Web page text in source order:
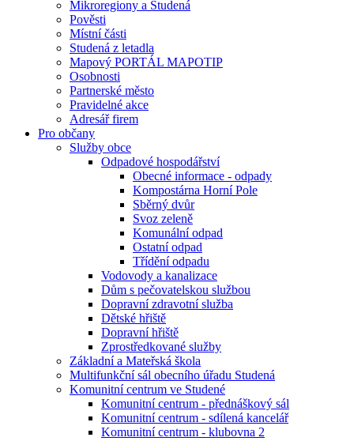
Mikroregiony a Studená
Pověsti
Místní části
Studená z letadla
Mapový PORTÁL MAPOTIP
Osobnosti
Partnerské město
Pravidelné akce
Adresář firem
Pro občany
Služby obce
Odpadové hospodářství
Obecné informace - odpady
Kompostárna Horní Pole
Sběrný dvůr
Svoz zeleně
Komunální odpad
Ostatní odpad
Třídění odpadu
Vodovody a kanalizace
Dům s pečovatelskou službou
Dopravní zdravotní služba
Dětské hřiště
Dopravní hřiště
Zprostředkované služby
Základní a Mateřská škola
Multifunkční sál obecního úřadu Studená
Komunitní centrum ve Studené
Komunitní centrum - přednáškový sál
Komunitní centrum - sdílená kancelář
Komunitní centrum - klubovna 2